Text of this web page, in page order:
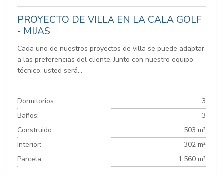
PROYECTO DE VILLA EN LA CALA GOLF
- MIJAS
Cada uno de nuestros proyectos de villa se puede adaptar
a las preferencias del cliente. Junto con nuestro equipo
técnico, usted será...
Dormitorios:
3
Baños:
3
Construido:
503 m²
Interior:
302 m²
Parcela:
1.560 m²